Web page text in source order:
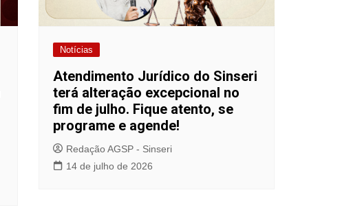
Notícias
Atendimento Jurídico do Sinseri
terá alteração excepcional no
fim de julho. Fique atento, se
programe e agende!
Redação AGSP - Sinseri
14 de julho de 2026